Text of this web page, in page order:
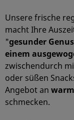
Unsere frische
macht Ihre
"gesunder
einem
zwischendurch
oder süßen
Angebot an
schmecken.